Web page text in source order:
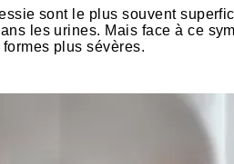
sont le plus souvent
les urines. Mais face à ce
plus sévères.